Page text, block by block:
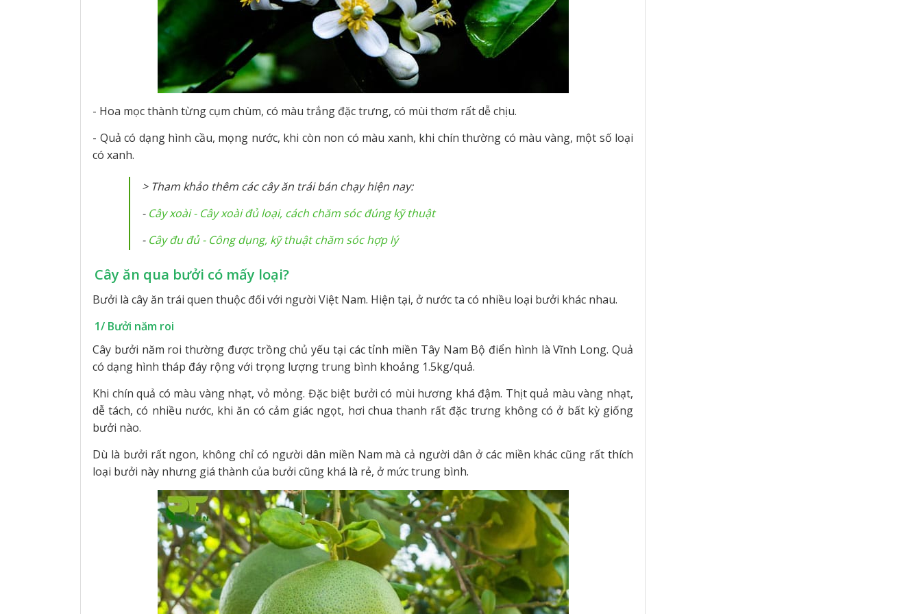
- Hoa mọc thành từng cụm chùm, có màu trắng đặc trưng, có mùi thơm rất dễ chịu.
- Quả có dạng hình cầu, mọng nước, khi còn non có màu xanh, khi chín thường có màu vàng, một số loại
có xanh.
> Tham khảo thêm các cây ăn trái bán chạy hiện nay:
- Cây xoài - Cây xoài đủ loại, cách chăm sóc đúng kỹ thuật
- Cây đu đủ - Công dụng, kỹ thuật chăm sóc hợp lý
Cây ăn qua bưởi có mấy loại?
Bưởi là cây ăn trái quen thuộc đối với người Việt Nam. Hiện tại, ở nước ta có nhiều loại bưởi khác nhau.
1/ Bưởi năm roi
Cây bưởi năm roi thường được trồng chủ yếu tại các tỉnh miền Tây Nam Bộ điển hình là Vĩnh Long. Quả
có dạng hình tháp đáy rộng với trọng lượng trung bình khoảng 1.5kg/quả.
Khi chín quả có màu vàng nhạt, vỏ mỏng. Đặc biệt bưởi có mùi hương khá đậm. Thịt quả màu vàng nhạt,
dễ tách, có nhiều nước, khi ăn có cảm giác ngọt, hơi chua thanh rất đặc trưng không có ở bất kỳ giống
bưởi nào.
Dù là bưởi rất ngon, không chỉ có người dân miền Nam mà cả người dân ở các miền khác cũng rất thích
loại bưởi này nhưng giá thành của bưởi cũng khá là rẻ, ở mức trung bình.